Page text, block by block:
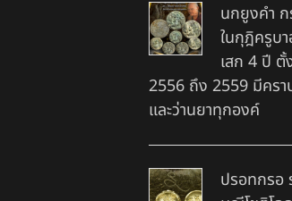
นกยูงคำ
ในกุฎิครูบ
เสก 4 ปี
2556 ถึง 2559 มีคร
และว่านยาทุกองค์
ปรอทกรอ